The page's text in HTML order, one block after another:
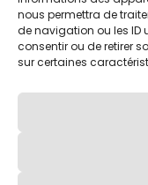
nous permettra de
de navigation ou les ID
consentir ou de retirer
sur certaines